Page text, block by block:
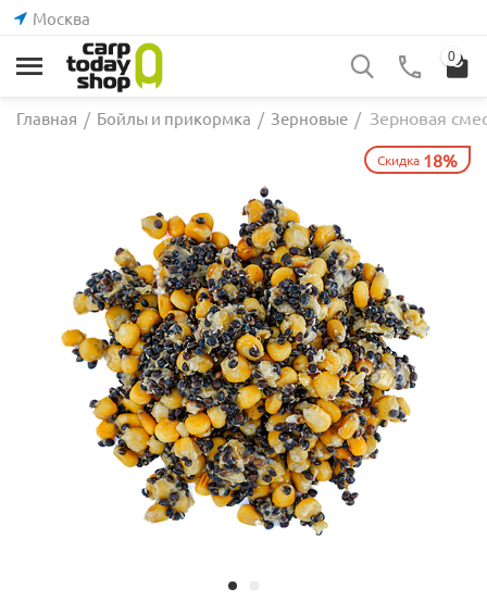
Москва
0
Главная / Бойлы и прикормка / Зерновые / Зерновая
Скидка 18%